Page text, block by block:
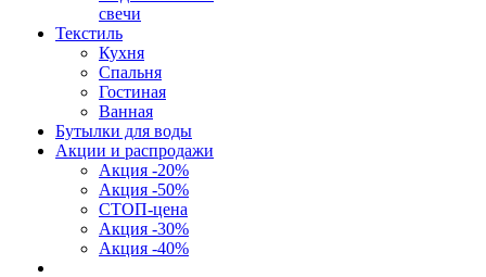
свечи
Текстиль
Кухня
Спальня
Гостиная
Ванная
Бутылки для воды
Акции и распродажи
Акция -20%
Акция -50%
СТОП-цена
Акция -30%
Акция -40%